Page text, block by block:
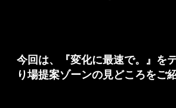
今回は、『変化に最速で。』を
り場提案ゾーンの見どころをご